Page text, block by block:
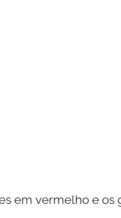
em vermelho e os